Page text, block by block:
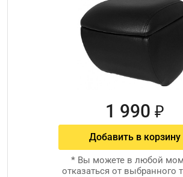
1 990 ₽
Добавить в корзину
* Вы можете в любой
отказаться от выбранного